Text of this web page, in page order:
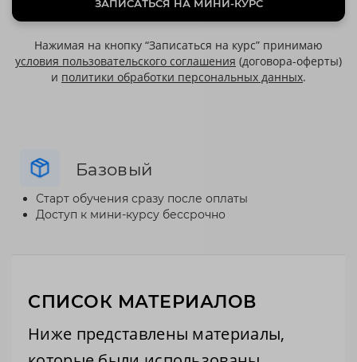
Базовый
Старт обучения сразу после оплаты
Доступ к мини-курсу бессрочно
ЗАПИСАТЬСЯ НА МИНИ-КУРС
Нажимая на кнопку “Записаться на курс” принимаю
условия пользовательского соглашения (договора-оферты)
и политики обработки персональных данных.
СПИСОК МАТЕРИАЛОВ
Ниже представлены материалы,